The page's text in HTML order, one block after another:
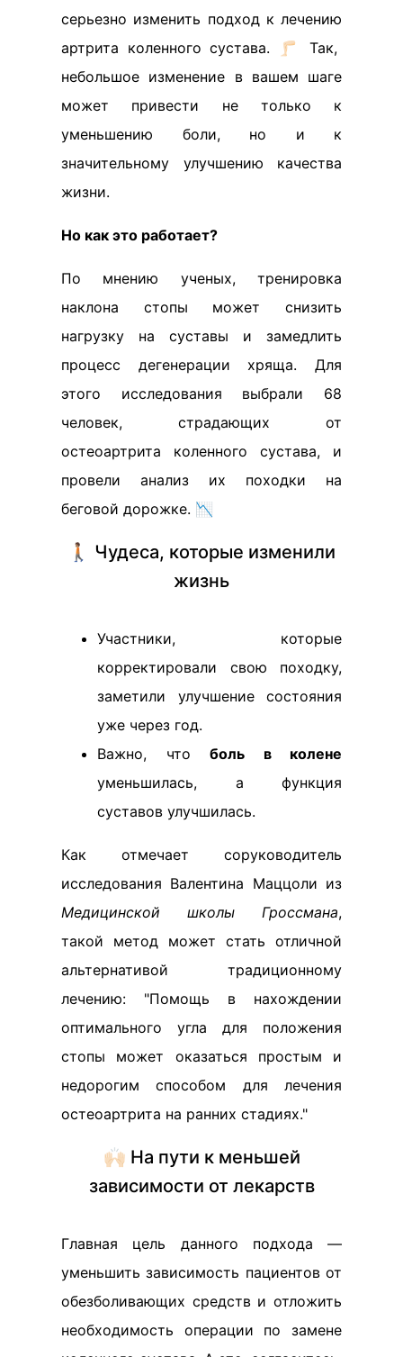
серьезно изменить подход к лечению
артрита коленного сустава. 🦵🏻 Так,
небольшое изменение в вашем шаге
может привести не только к
уменьшению боли, но и к
значительному улучшению качества
жизни.
Но как это работает?
По мнению ученых, тренировка
наклона стопы может снизить
нагрузку на суставы и замедлить
процесс дегенерации хряща. Для
этого исследования выбрали 68
человек, страдающих от
остеоартрита коленного сустава, и
провели анализ их походки на
беговой дорожке. 📉
🚶🏽 Чудеса, которые изменили
жизнь
Участники, которые
корректировали свою походку,
заметили улучшение состояния
уже через год.
Важно, что боль в колене
уменьшилась, а функция
суставов улучшилась.
Как отмечает соруководитель
исследования Валентина Маццоли из
Медицинской школы Гроссмана,
такой метод может стать отличной
альтернативой традиционному
лечению: "Помощь в нахождении
оптимального угла для положения
стопы может оказаться простым и
недорогим способом для лечения
остеоартрита на ранних стадиях."
🙌🏻 На пути к меньшей
зависимости от лекарств
Главная цель данного подхода —
уменьшить зависимость пациентов от
обезболивающих средств и отложить
необходимость операции по замене